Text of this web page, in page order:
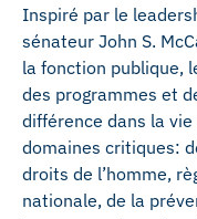
Inspiré par le
sénateur John S.
la fonction publique,
des programmes et
différence dans la
domaines critiques:
droits de l’homme,
nationale, de la